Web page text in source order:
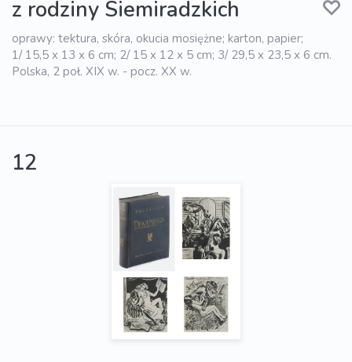
z rodziny Siemiradzkich
oprawy: tektura, skóra, okucia mosiężne; karton, papier;
1/ 15,5 x 13 x 6 cm; 2/ 15 x 12 x 5 cm; 3/ 29,5 x 23,5 x 6 cm.
Polska, 2 poł. XIX w. - pocz. XX w.
12